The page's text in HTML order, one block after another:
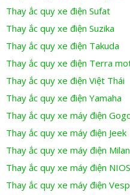
Thay ắc quy xe điện Sufat
Thay ắc quy xe điện Suzika
Thay ắc quy xe điện Takuda
Thay ắc quy xe điện Terra
Thay ắc quy xe điện Việt Thái
Thay ắc quy xe điện Yamaha
Thay ắc quy xe máy điện
Thay ắc quy xe máy điện Jeek
Thay ắc quy xe máy điện Milan
Thay ắc quy xe máy điện
Thay ắc quy xe máy điện